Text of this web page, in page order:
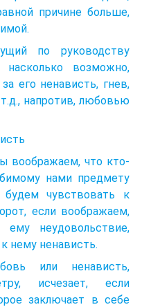
причине больше,
по руководству
насколько возможно,
его ненависть, гнев,
напротив, любовью
воображаем, что кто-
нами предмету
чувствовать к
если воображаем,
неудовольствие,
нему ненависть.
или ненависть,
исчезает, если
заключает в себе